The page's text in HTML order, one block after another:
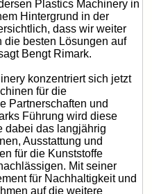
Plastics Machinery in
Hintergrund in der
dass wir weiter
die besten Lösungen auf
Bengt Rimark.
konzentriert sich jetzt
für die
Partnerschaften und
Führung wird diese
dabei das langjährig
Ausstattung und
für die Kunststoffe
Mit seiner
für Nachhaltigkeit und
auf die weitere